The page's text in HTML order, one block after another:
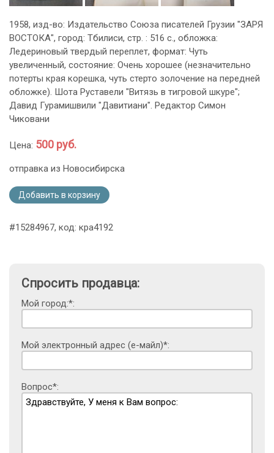
1958, изд-во: Издательство Союза писателей Грузии "ЗАРЯ
ВОСТОКА", город: Тбилиси, стр. : 516 с., обложка:
Ледериновый твердый переплет, формат: Чуть
увеличенный, состояние: Очень хорошее (незначительно
потерты края корешка, чуть стерто золочение на передней
обложке). Шота Руставели "Витязь в тигровой шкуре";
Давид Гурамишвили "Давитиани". Редактор Симон
Чиковани
Цена: 500 руб.
отправка из Новосибирска
Добавить в корзину
#15284967, код: кра4192
Спросить продавца:
Мой город:*:
Мой электронный адрес (е-майл)*:
Вопрос*: